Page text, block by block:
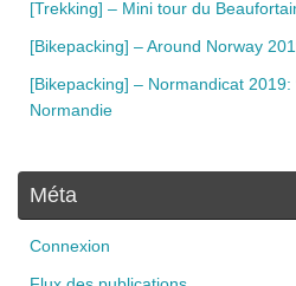
[Trekking] – Mini tour du
[Bikepacking] – Around Norway
[Bikepacking] – Normandicat
Normandie
Méta
Connexion